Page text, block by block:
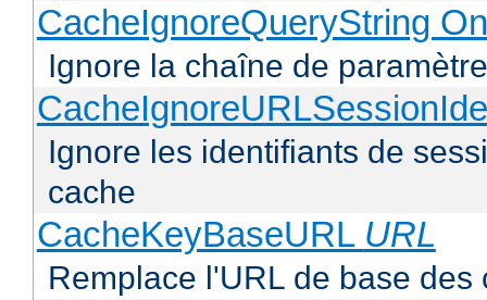
CacheIgnoreQueryString
Ignore la chaîne de
Ignore les identifiants de
cache
CacheKeyBaseURL URL
Remplace l'URL de base